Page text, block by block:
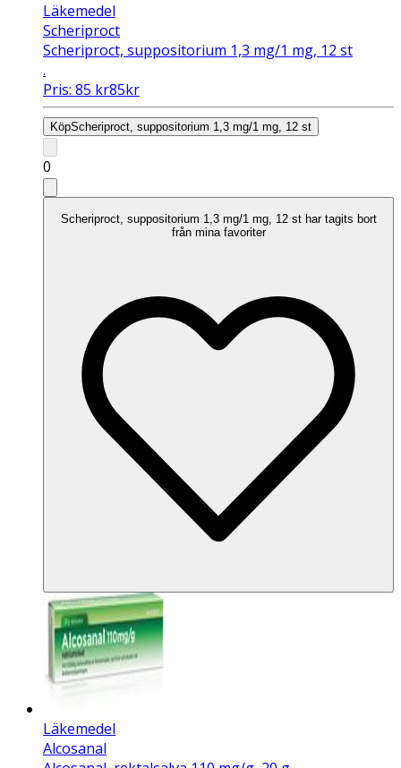
Läkemedel
Scheriproct
Scheriproct, suppositorium 1,3 mg/1 mg, 12 st
.
Pris: 85 kr85kr
KöpScheriproct, suppositorium 1,3 mg/1 mg, 12 st
0
Scheriproct, suppositorium 1,3 mg/1 mg, 12 st har tagits bort
från mina favoriter
Läkemedel
Alcosanal